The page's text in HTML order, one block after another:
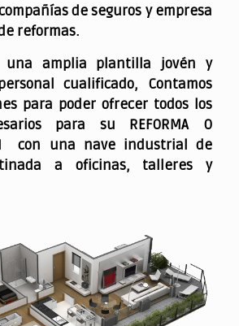
de seguros y empresa
reformas.
una amplia plantilla jovén y
cualificado, Contamos
para poder ofrecer todos los
para su REFORMA O
con una nave industrial de
a oficinas, talleres y